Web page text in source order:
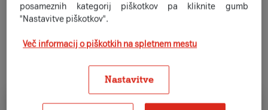
Zakaj staro zamenjati za novo pri
posameznih kategorij piškotkov pa kliknite gumb
"Nastavitve piškotkov".
Več informacij o piškotkih na spletnem mestu
Nastavitve